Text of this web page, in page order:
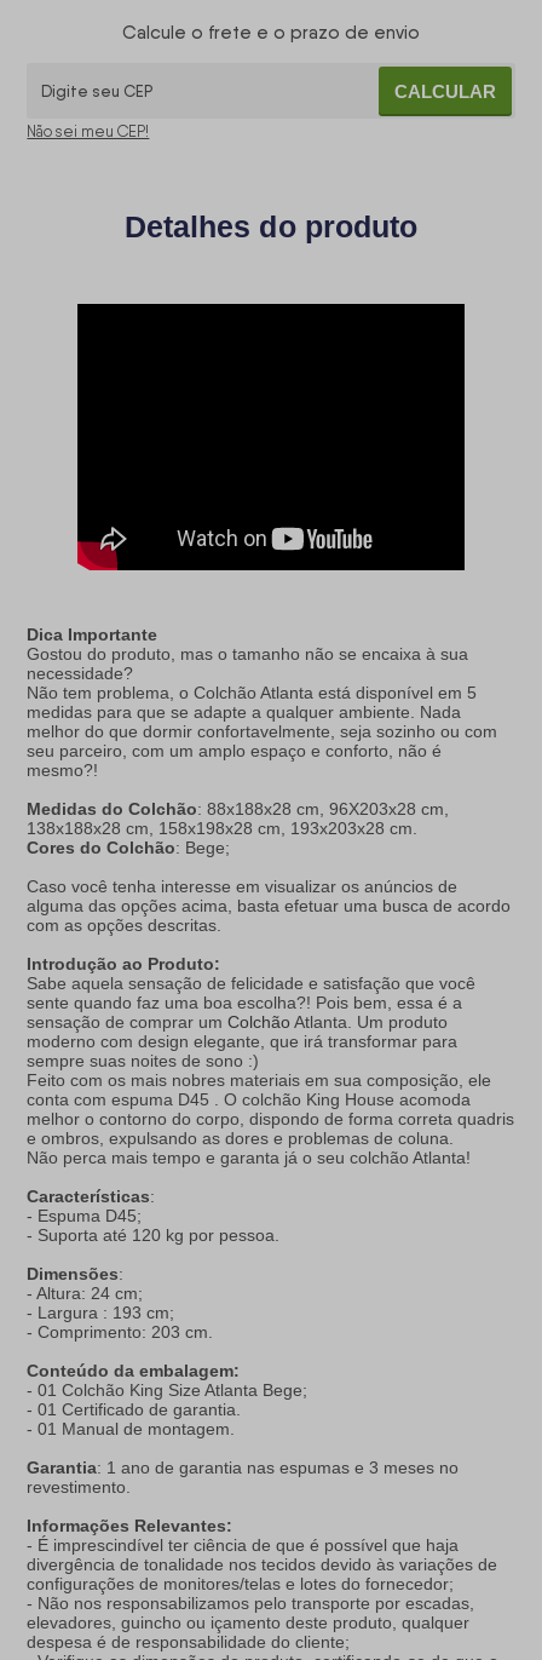
Calcule o frete e o prazo de envio
CALCULAR
Não sei meu CEP!
Detalhes do produto
Dica Importante
Gostou do produto, mas o tamanho não se encaixa à sua
necessidade?
Não tem problema, o Colchão Atlanta está disponível em 5
medidas para que se adapte a qualquer ambiente. Nada
melhor do que dormir confortavelmente, seja sozinho ou com
seu parceiro, com um amplo espaço e conforto, não é
mesmo?!
Medidas do Colchão: 88x188x28 cm, 96X203x28 cm,
138x188x28 cm, 158x198x28 cm, 193x203x28 cm.
Cores do Colchão: Bege;
Caso você tenha interesse em visualizar os anúncios de
alguma das opções acima, basta efetuar uma busca de acordo
com as opções descritas.
Introdução ao Produto:
Sabe aquela sensação de felicidade e satisfação que você
sente quando faz uma boa escolha?! Pois bem, essa é a
sensação de comprar umColchãoAtlanta. Um produto
moderno com design elegante, que irá transformar para
sempre suas noites de sono :)
Feito com os mais nobres materiais em sua composição, ele
conta com espuma D45 . O colchão King House acomoda
melhor o contorno do corpo, dispondo de forma correta quadris
e ombros, expulsando as dores e problemas de coluna.
Não perca mais tempo e garanta já o seu colchão Atlanta!
Características:
- Espuma D45;
- Suporta até 120 kg por pessoa.
Dimensões:
- Altura: 24 cm;
- Largura : 193 cm;
- Comprimento: 203 cm.
Conteúdo da embalagem:
- 01 Colchão King Size Atlanta Bege;
- 01 Certificado de garantia.
- 01 Manual de montagem.
Garantia: 1 ano de garantia nas espumas e 3 meses no
revestimento.
Informações Relevantes:
- É imprescindível ter ciência de que é possível que haja
divergência de tonalidade nos tecidos devido às variações de
configurações de monitores/telas e lotes do fornecedor;
- Não nos responsabilizamos pelo transporte por escadas,
elevadores, guincho ou içamento deste produto, qualquer
despesa é de responsabilidade do cliente;